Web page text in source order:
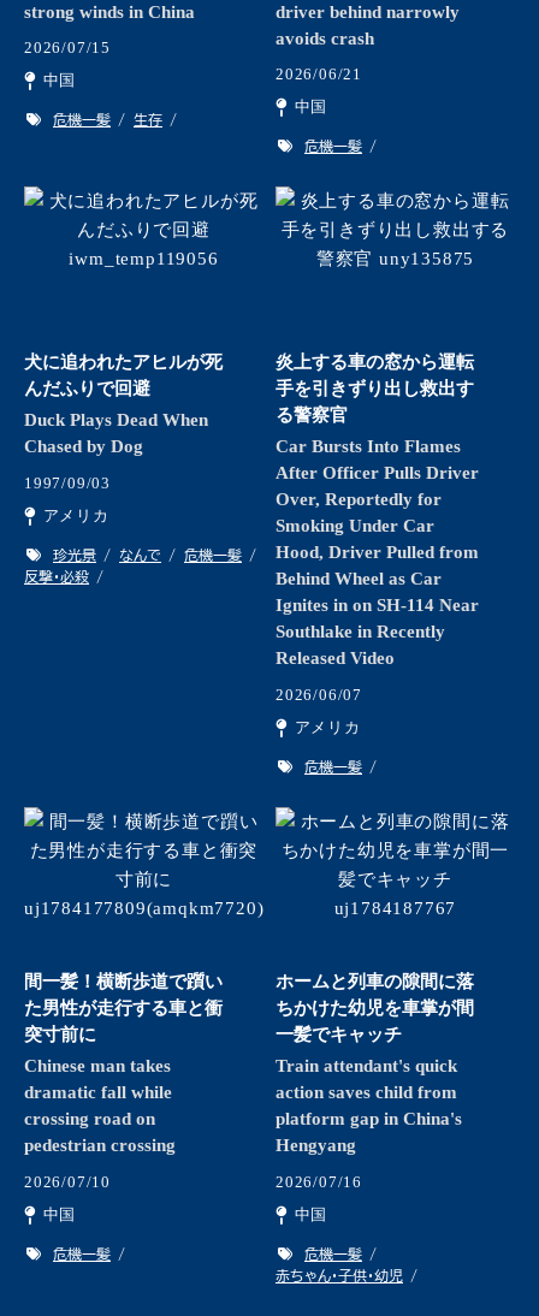
strong winds in China
2026/07/15
中国
危機一髪 生存
driver behind narrowly
avoids crash
2026/06/21
中国
危機一髪
犬に追われたアヒルが死
んだふりで回避
Duck Plays Dead When
Chased by Dog
1997/09/03
アメリカ
珍光景 なんで
危機一髪
反撃・必殺
炎上する車の窓から運転
手を引きずり出し救出す
る警察官
Car Bursts Into Flames
After Officer Pulls Driver
Over, Reportedly for
Smoking Under Car
Hood, Driver Pulled from
Behind Wheel as Car
Ignites in on SH-114 Near
Southlake in Recently
Released Video
2026/06/07
アメリカ
危機一髪
間一髪！横断歩道で躓い
た男性が走行する車と衝
突寸前に
Chinese man takes
dramatic fall while
crossing road on
pedestrian crossing
2026/07/10
中国
危機一髪
ホームと列車の隙間に落
ちかけた幼児を車掌が間
一髪でキャッチ
Train attendant's quick
action saves child from
platform gap in China's
Hengyang
2026/07/16
中国
危機一髪
赤ちゃん・子供・幼児